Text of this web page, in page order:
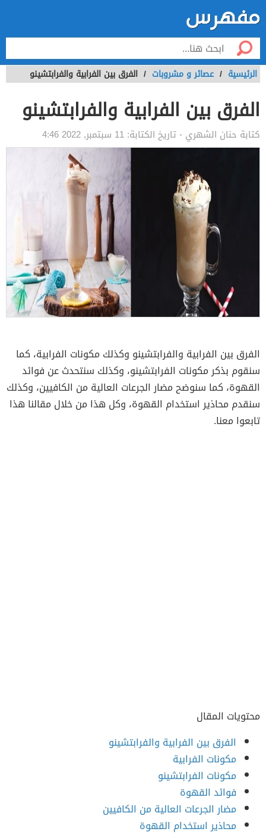
الرئيسية / عصائر و مشروبات / الفرق بين الفرابية والفرابتشينو
الفرق بين الفرابية والفرابتشينو
كتابة حنان الشهري - تاريخ الكتابة: 11 سبتمبر, 2022 4:46
الفرق بين الفرابية والفرابتشينو وكذلك مكونات الفرابية، كما
سنقوم بذكر مكونات الفرابتشينو، وكذلك سنتحدث عن فوائد
القهوة، كما سنوضح مضار الجرعات العالية من الكافيين، وكذلك
سنقدم محاذير استخدام القهوة، وكل هذا من خلال مقالنا هذا
تابعوا معنا.
محتويات المقال
الفرق بين الفرابية والفرابتشينو
مكونات الفرابية
مكونات الفرابتشينو
فوائد القهوة
مضار الجرعات العالية من الكافيين
محاذير استخدام القهوة